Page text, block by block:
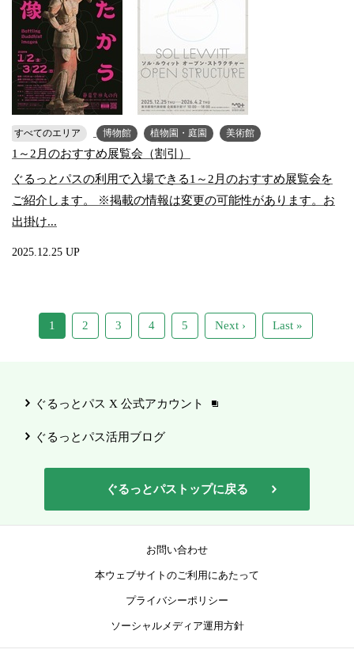
すべてのエリア 博物館 植物園・庭園 美術館
1～2月のおすすめ展覧会（割引）
ぐるっとパスの利用で入場できる1～2月のおすすめ展覧会を
ご紹介します。 ※掲載の情報は変更の可能性があります。お
出掛け...
2025.12.25 UP
1 2 3 4 5 Next › Last »
ぐるっとパス X 公式アカウント
ぐるっとパス活用ブログ
ぐるっとパストップに戻る
お問い合わせ
本ウェブサイトのご利用にあたって
プライバシーポリシー
ソーシャルメディア運用方針